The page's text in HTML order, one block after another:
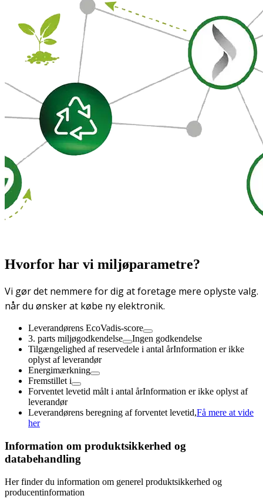
Hvorfor har vi miljøparametre?
Vi gør det nemmere for dig at foretage mere oplyste valg.
når du ønsker at købe ny elektronik.
Leverandørens EcoVadis-score
3. parts miljøgodkendelse
Ingen godkendelse
Tilgængelighed af reservedele i antal årInformation er ikke
oplyst af leverandør
Energimærkning
Fremstillet i
Forventet levetid målt i antal årInformation er ikke oplyst af
leverandør
Leverandørens beregning af forventet levetid,Få mere at vide
her
Information om produktsikkerhed og
databehandling
Her finder du information om generel produktsikkerhed og
producentinformation